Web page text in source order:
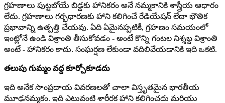
గ్రహణాలు పుట్టబోయే బిడ్డకు హానికరం అనే నమ్మకానికి శాస్త్రీయ ఆధారం
లేదు. గ్రహణాలు గర్భధారణకు హాని కలిగించే రేడియేషన్ లేదా భౌతిక
ప్రభావాన్ని ఉత్పత్తి చేయవు. ఏది ఏమైనప్పటికీ, గ్రహణం సమయంలో
ఇంట్లోనే ఉండి విశ్రాంతి తీసుకోవడం - అంటే కొన్ని గంటల నిశ్శబ్ద విశ్రాంతి
అంటే - హానికరం కాదు. సంఘర్షణ లేకుండా వదిలివేయడానికి ఇది ఒకటి.
తలుపు గుమ్మం వద్ద కూర్చోకూడదు
ఇది అనేక సాంప్రదాయ వివరణలతో చాలా విస్తృతమైన భారతీయ
మూఢనమ్మకం. ఇది ఎటువంటి శారీరక హాని కలిగించదు మరియు